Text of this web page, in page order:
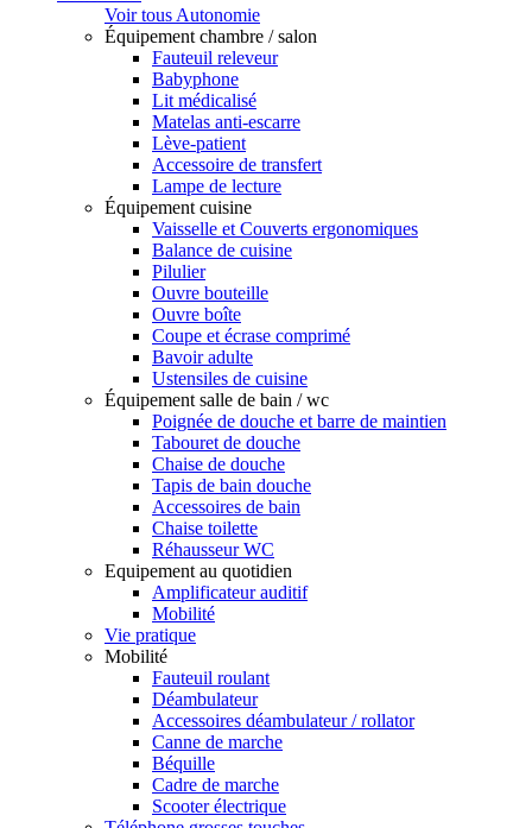
Voir tous Autonomie
Équipement chambre / salon
Fauteuil releveur
Babyphone
Lit médicalisé
Matelas anti-escarre
Lève-patient
Accessoire de transfert
Lampe de lecture
Équipement cuisine
Vaisselle et Couverts ergonomiques
Balance de cuisine
Pilulier
Ouvre bouteille
Ouvre boîte
Coupe et écrase comprimé
Bavoir adulte
Ustensiles de cuisine
Équipement salle de bain / wc
Poignée de douche et barre de maintien
Tabouret de douche
Chaise de douche
Tapis de bain douche
Accessoires de bain
Chaise toilette
Réhausseur WC
Equipement au quotidien
Amplificateur auditif
Mobilité
Vie pratique
Mobilité
Fauteuil roulant
Déambulateur
Accessoires déambulateur / rollator
Canne de marche
Béquille
Cadre de marche
Scooter électrique